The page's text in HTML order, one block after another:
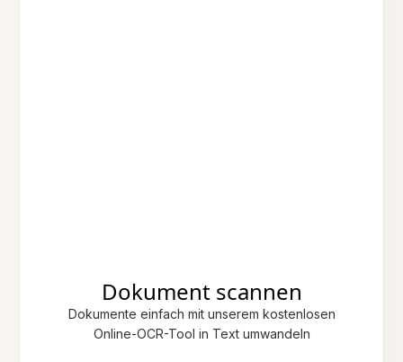
Dokument scannen
Dokumente einfach mit unserem kostenlosen
Online-OCR-Tool in Text umwandeln